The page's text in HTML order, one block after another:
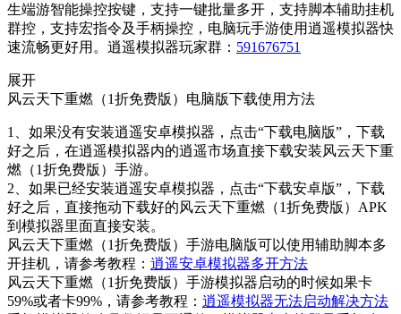
生端游智能操控按键，支持一键批量多开，支持脚本辅助挂机
群控，支持宏指令及手柄操控，电脑玩手游使用逍遥模拟器快
速流畅更好用。逍遥模拟器玩家群： 591676751
展开
风云天下重燃（1折免费版）电脑版下载使用方法
1、如果没有安装逍遥安卓模拟器，点击“下载电脑版”，下载
好之后，在逍遥模拟器内的逍遥市场直接下载安装风云天下重
燃（1折免费版）手游。
2、如果已经安装逍遥安卓模拟器，点击“下载安卓版”，下载
好之后，直接拖动下载好的风云天下重燃（1折免费版）APK
到模拟器里面直接安装。
风云天下重燃（1折免费版）手游电脑版可以使用辅助脚本多
开挂机，请参考教程： 逍遥安卓模拟器多开方法
风云天下重燃（1折免费版）手游模拟器启动的时候如果卡
59%或者卡99%，请参考教程： 逍遥模拟器无法启动解决方法